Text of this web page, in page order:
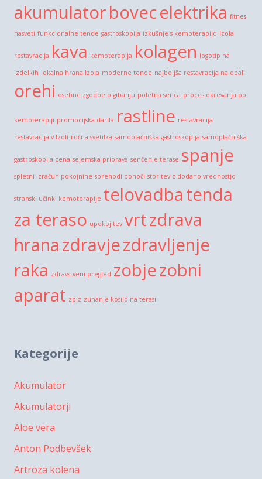
akumulatorbovecelektrika fitnes
nasveti funkcionalne tende gastroskopija izkušnje s kemoterapijo Izola
restavracija kava kemoterapija kolagen logotip na
izdelkih lokalna hrana Izola moderne tende najboljša restavracija na obali
orehi osebne zgodbe o gibanju poletna senca proces okrevanja po
kemoterapiji promocijska darila rastline restavracija
restavracija v Izoli ročna svetilka samoplačniška gastroskopija samoplačniška
gastroskopija cena sejemska priprava senčenje terase spanje
spletni izračun pokojnine sprehodi ponoči storitev z dodano vrednostjo
stranski učinki kemoterapije telovadbatenda
za teraso upokojitev vrtzdrava
hranazdravjezdravljenje
raka zdravstveni pregled zobjezobni
aparat zpiz zunanje kosilo na terasi
Kategorije
Akumulator
Akumulatorji
Aloe vera
Anton Podbevšek
Artroza kolena